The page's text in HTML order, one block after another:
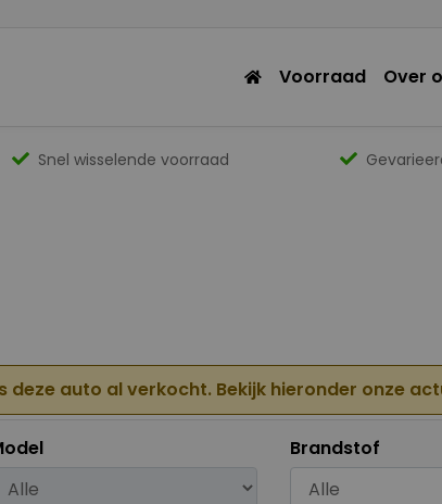
Voorraad Over
Snel wisselende voorraad
deze auto al verkocht. Bekijk hieronder onze
Brandstof